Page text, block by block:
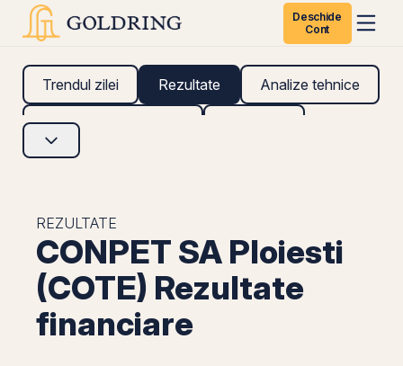
Deschide
Cont
Trendul zilei Rezultate Analize tehnice
Analize fundamentale
REZULTATE
CONPET SA Ploiesti
(COTE) Rezultate
financiare